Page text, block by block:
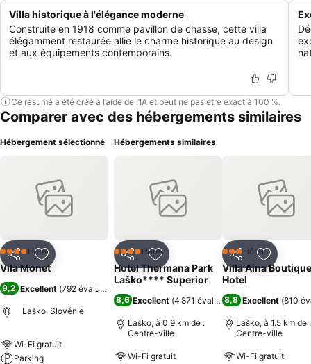
Villa historique à l'élégance moderne
Construite en 1918 comme pavillon de chasse, cette villa
élégamment restaurée allie le charme historique au design
et aux équipements contemporains.
Ce résumé a été créé à l’aide de l’IA et peut ne pas être exact à 100 %.
Comparer avec des hébergements similaires
Hébergement sélectionné
PartagerAjouter à mes favoris
4 ÉtoilesHôtel
Vila Monet
9,2 Excellent (792 évaluations
Laško, Slovénie
Wi-Fi gratuit
Parking
Hébergements similaires
PartagerAjouter à mes favoris
4 ÉtoilesHôtel
Hotel Thermana Park
Laško**** Superior
8,6 Excellent (4 871 évaluations)
Laško, à 0.9 km de :
Centre-ville
Wi-Fi gratuit
PartagerAjouter
3 ÉtoilesHôtel
Villa Aina Boutique
Hotel
8,8 Excellent (810
Laško, à 1.5 km de :
Centre-ville
Wi-Fi gratuit